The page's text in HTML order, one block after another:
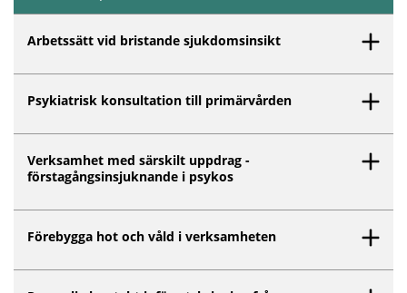
Arbetssätt vid bristande sjukdomsinsikt
Psykiatrisk konsultation till primärvården
Verksamhet med särskilt uppdrag -
förstagångsinsjuknande i psykos
Förebygga hot och våld i verksamheten